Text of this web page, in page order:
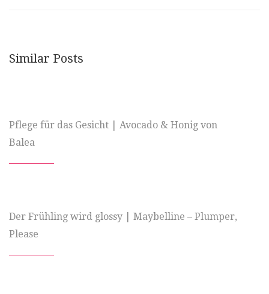
Similar Posts
Pflege für das Gesicht | Avocado & Honig von
Balea
Der Frühling wird glossy | Maybelline – Plumper,
Please